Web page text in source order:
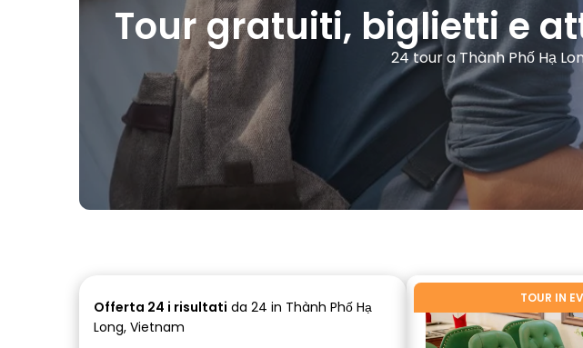
Tour gratuiti, biglietti e
24 tour a Thành Phố Hạ
Offerta 24 i risultati da 24 in Thành Phố Hạ
Long, Vietnam
TOUR IN